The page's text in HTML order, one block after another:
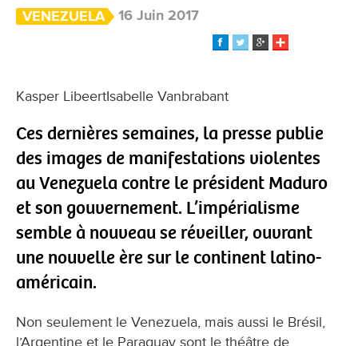
VENEZUELA 16 Juin 2017
Kasper LibeertIsabelle Vanbrabant
Ces dernières semaines, la presse publie
des images de manifestations violentes
au Venezuela contre le président Maduro
et son gouvernement. L’impérialisme
semble à nouveau se réveiller, ouvrant
une nouvelle ère sur le continent latino-
américain.
Non seulement le Venezuela, mais aussi le Brésil,
l’Argentine et le Paraguay sont le théâtre de